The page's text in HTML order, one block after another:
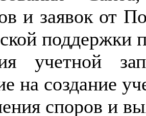
и заявок от
поддержки
учетной
на создание
споров и